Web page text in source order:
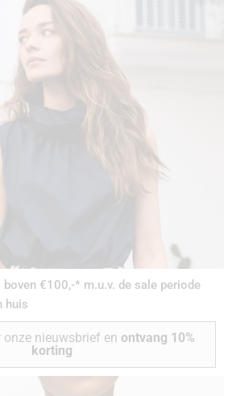
boven €100,-* m.u.v. de sale periode
huis
nieuwsbrief en ontvang 10%
korting
BEKIJKEN